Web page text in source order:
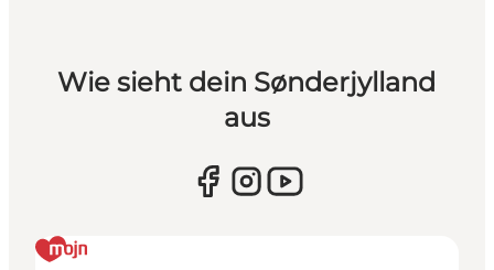
Wie sieht dein Sønderjylland
aus